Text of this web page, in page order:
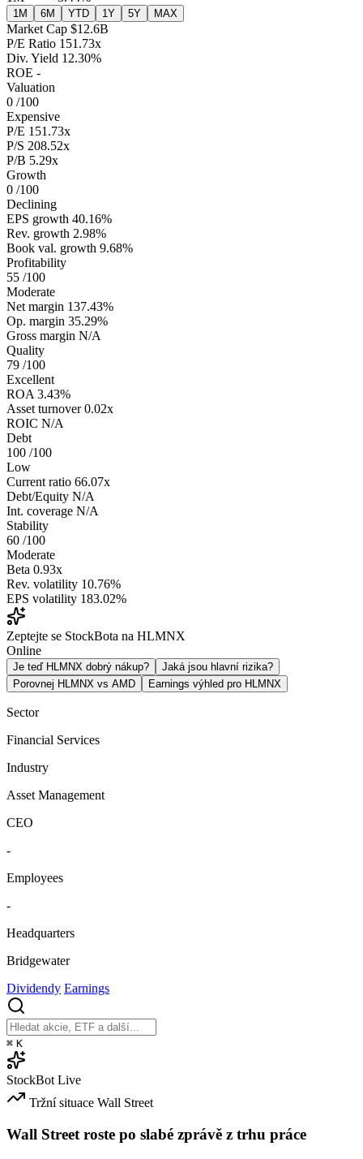
1M 6M YTD 1Y 5Y MAX
Market Cap $12.6B
P/E Ratio 151.73x
Div. Yield 12.30%
ROE -
Valuation
0 /100
Expensive
P/E 151.73x
P/S 208.52x
P/B 5.29x
Growth
0 /100
Declining
EPS growth 40.16%
Rev. growth 2.98%
Book val. growth 9.68%
Profitability
55 /100
Moderate
Net margin 137.43%
Op. margin 35.29%
Gross margin N/A
Quality
79 /100
Excellent
ROA 3.43%
Asset turnover 0.02x
ROIC N/A
Debt
100 /100
Low
Current ratio 66.07x
Debt/Equity N/A
Int. coverage N/A
Stability
60 /100
Moderate
Beta 0.93x
Rev. volatility 10.76%
EPS volatility 183.02%
Zeptejte se StockBota na HLMNX
Online
Je teď HLMNX dobrý nákup?
Jaká jsou hlavní rizika?
Porovnej HLMNX vs AMD
Earnings výhled pro HLMNX
Sector
Financial Services
Industry
Asset Management
CEO
-
Employees
-
Headquarters
Bridgewater
Dividendy Earnings
⌘ K
StockBot Live
Tržní situace Wall Street
Wall Street roste po slabé zprávě z trhu práce